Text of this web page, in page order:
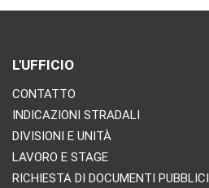
L'UFFICIO
CONTATTO
INDICAZIONI STRADALI
DIVISIONI E UNITÀ
LAVORO E STAGE
RICHIESTA DI DOCUMENTI PUBBLICI